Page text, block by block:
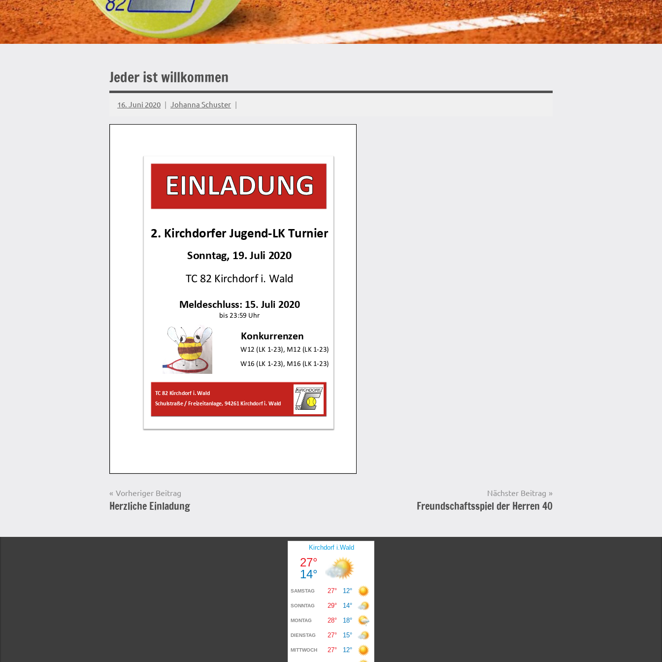
Jeder ist willkommen
16. Juni 2020 Johanna Schuster
Startseite
Beitragsnavigation
Vorheriger Beitrag
Herzliche Einladung
Nächster Beitrag
Freundschaftsspiel der Herren 40